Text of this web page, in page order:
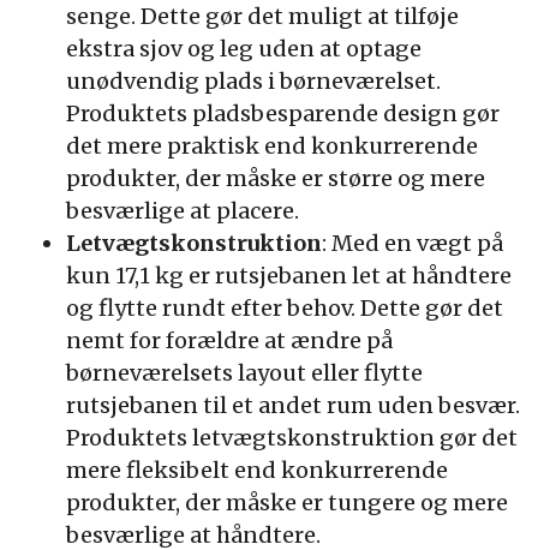
senge. Dette gør det muligt at tilføje
ekstra sjov og leg uden at optage
unødvendig plads i børneværelset.
Produktets pladsbesparende design gør
det mere praktisk end konkurrerende
produkter, der måske er større og mere
besværlige at placere.
Letvægtskonstruktion: Med en vægt på
kun 17,1 kg er rutsjebanen let at håndtere
og flytte rundt efter behov. Dette gør det
nemt for forældre at ændre på
børneværelsets layout eller flytte
rutsjebanen til et andet rum uden besvær.
Produktets letvægtskonstruktion gør det
mere fleksibelt end konkurrerende
produkter, der måske er tungere og mere
besværlige at håndtere.